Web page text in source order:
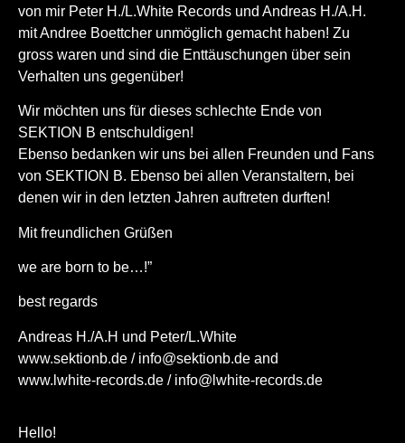
von mir Peter H./L.White Records und Andreas H./A.H.
mit Andree Boettcher unmöglich gemacht haben! Zu
gross waren und sind die Enttäuschungen über sein
Verhalten uns gegenüber!
Wir möchten uns für dieses schlechte Ende von
SEKTION B entschuldigen!
Ebenso bedanken wir uns bei allen Freunden und Fans
von SEKTION B. Ebenso bei allen Veranstaltern, bei
denen wir in den letzten Jahren auftreten durften!
Mit freundlichen Grüßen
we are born to be…!”
best regards
Andreas H./A.H und Peter/L.White
www.sektionb.de / info@sektionb.de and
www.lwhite-records.de / info@lwhite-records.de
Hello!